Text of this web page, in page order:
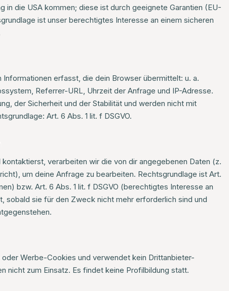
in die USA kommen; diese ist durch geeignete Garantien (EU-
ist unser berechtigtes Interesse an einem sicheren
erfasst, die dein Browser übermittelt: u. a.
Referrer-URL, Uhrzeit der Anfrage und IP-Adresse.
der Sicherheit und der Stabilität und werden nicht mit
Art. 6 Abs. 1 lit. f DSGVO.
verarbeiten wir die von dir angegebenen Daten (z.
um deine Anfrage zu bearbeiten. Rechtsgrundlage ist Art.
bzw. Art. 6 Abs. 1 lit. f DSGVO (berechtigtes Interesse an
sobald sie für den Zweck nicht mehr erforderlich sind und
Werbe-Cookies und verwendet kein Drittanbieter-
nicht zum Einsatz. Es findet keine Profilbildung statt.